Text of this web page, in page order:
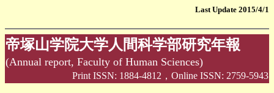
Last Update 2015/4/1
帝塚山学院大学人間科学部研究年報
(Annual report, Faculty of Human Sciences)
Print ISSN: 1884-4812，Online ISSN: 2759-5943